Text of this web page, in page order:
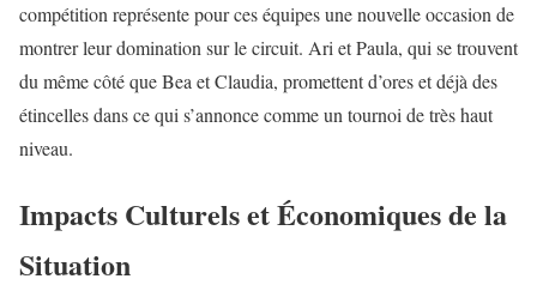
compétition représente pour ces équipes une nouvelle occasion de
montrer leur domination sur le circuit. Ari et Paula, qui se trouvent
du même côté que Bea et Claudia, promettent d’ores et déjà des
étincelles dans ce qui s’annonce comme un tournoi de très haut
niveau.
Impacts Culturels et Économiques de la
Situation